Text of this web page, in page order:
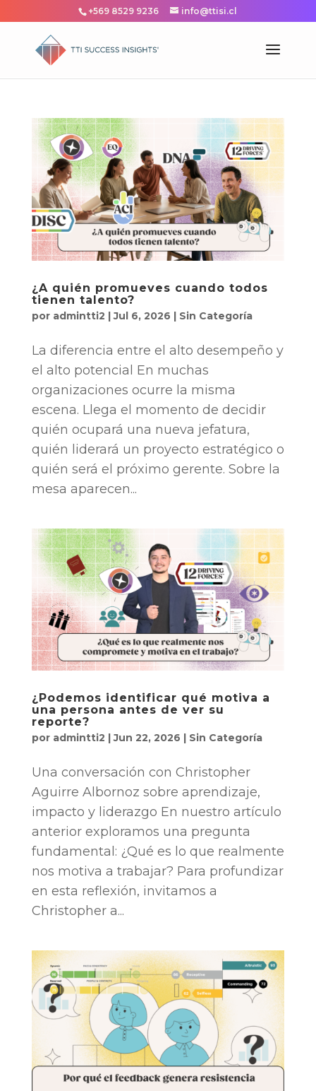
+569 8529 9236 info@ttisi.cl
¿A quién promueves cuando todos
tienen talento?
por admintti2 |Jul 6, 2026 | Sin Categoría
La diferencia entre el alto desempeño y
el alto potencial En muchas
organizaciones ocurre la misma
escena. Llega el momento de decidir
quién ocupará una nueva jefatura,
quién liderará un proyecto estratégico o
quién será el próximo gerente. Sobre la
mesa aparecen...
¿Podemos identificar qué motiva a
una persona antes de ver su
reporte?
por admintti2 |Jun 22, 2026 | Sin Categoría
Una conversación con Christopher
Aguirre Albornoz sobre aprendizaje,
impacto y liderazgo En nuestro artículo
anterior exploramos una pregunta
fundamental: ¿Qué es lo que realmente
nos motiva a trabajar? Para profundizar
en esta reflexión, invitamos a
Christopher a...